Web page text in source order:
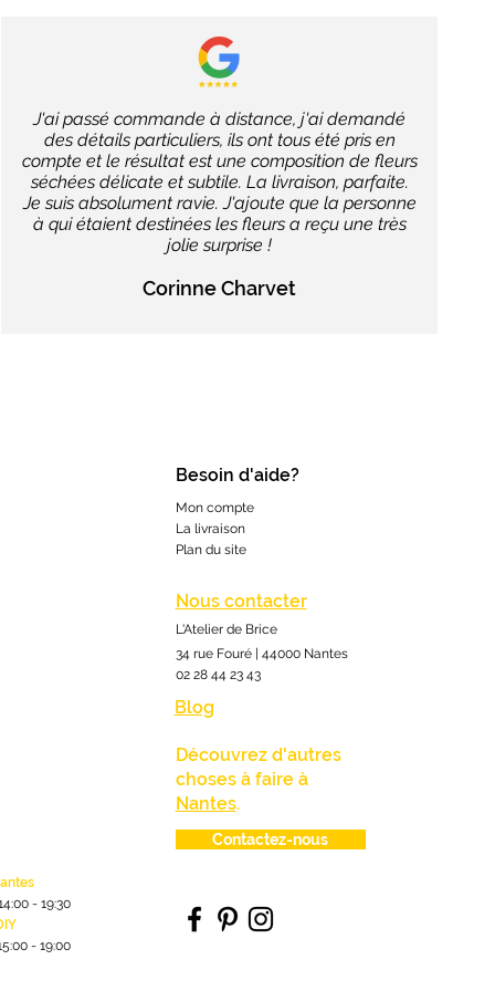
J'ai passé commande à distance, j'ai demandé
des détails particuliers, ils ont tous été pris en
compte et le résultat est une composition de fleurs
séchées délicate et subtile. La livraison, parfaite.
Je suis absolument ravie. J'ajoute que la personne
à qui étaient destinées les fleurs a reçu une très
jolie surprise !
Corinne Charvet
4:00- 19:30
- 19:00
Besoin d'aide?
Mon compte
La livraison
Plan du site
Nous contacter
L'Atelier de Brice
34 rue Fouré | 44000 Nantes
02 28 44 23 43
Blog
Découvrez d'autres
choses à faire à
Nantes.
Contactez-nous